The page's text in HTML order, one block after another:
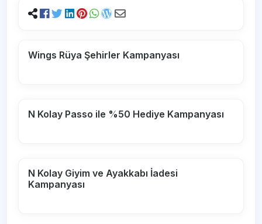
Wings Rüya Şehirler Kampanyası
N Kolay Passo ile %50 Hediye Kampanyası
N Kolay Giyim ve Ayakkabı İadesi
Kampanyası